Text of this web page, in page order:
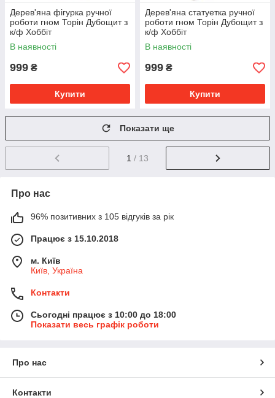
Дерев'яна фігурка ручної
роботи гном Торін Дубощит з
к/ф Хоббіт
В наявності
999 ₴
Купити
Дерев'яна статуетка ручної
роботи гном Торін Дубощит з
к/ф Хоббіт
В наявності
999 ₴
Купити
Показати ще
1 / 13
Про нас
96% позитивних з 105 відгуків за рік
Працює з 15.10.2018
м. Київ
Київ, Україна
Контакти
Сьогодні працює з 10:00 до 18:00
Показати весь графік роботи
Про нас
Контакти